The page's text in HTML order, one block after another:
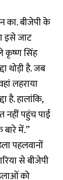
का. बीजेपी के
इसे जाट
कृष्ण सिंह
थोड़ी है. जब
लहराया
है. हालांकि,
नहीं पहुंच पाई
में.’’
पहलवानों
से बीजेपी
को